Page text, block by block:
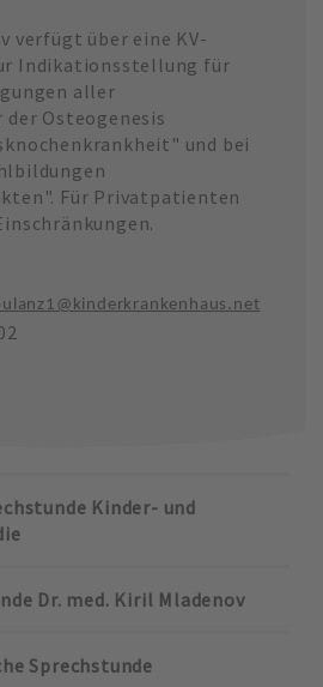
verfügt über eine KV-
Indikationsstellung für
aller
Osteogenesis
und bei
Für Privatpatienten
Kinder- und
Dr. med. Kiril Mladenov
Sprechstunde